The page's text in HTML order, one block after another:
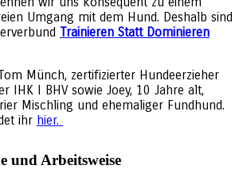
Umgang mit dem Hund. Deshalb sind
Trainieren Statt Dominieren
Münch, zertifizierter Hundeerzieher
IHK I BHV sowie Joey, 10 Jahre alt,
Mischling und ehemaliger Fundhund.
ihr hier.
und Arbeitsweise